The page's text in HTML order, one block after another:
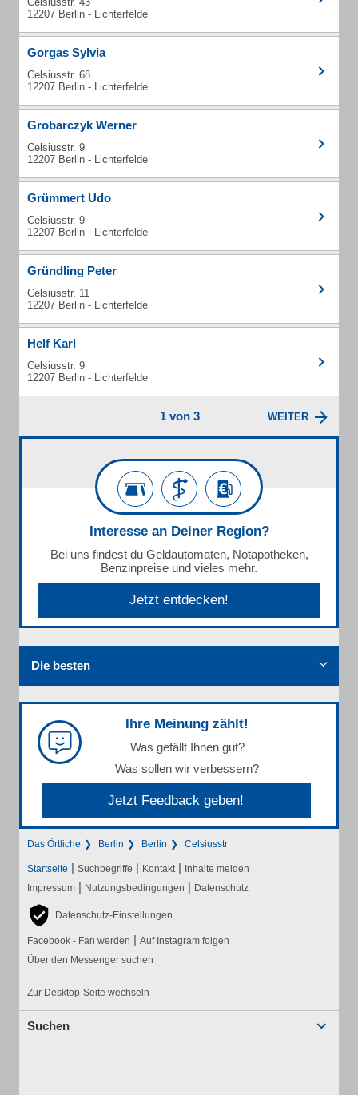
12207 Berlin - Lichterfelde
Gorgas Sylvia
Celsiusstr. 68
12207 Berlin - Lichterfelde
Grobarczyk Werner
Celsiusstr. 9
12207 Berlin - Lichterfelde
Grümmert Udo
Celsiusstr. 9
12207 Berlin - Lichterfelde
Gründling Peter
Celsiusstr. 11
12207 Berlin - Lichterfelde
Helf Karl
Celsiusstr. 9
12207 Berlin - Lichterfelde
1 von 3 WEITER
Interesse an Deiner Region?
Bei uns findest du Geldautomaten, Notapotheken,
Benzinpreise und vieles mehr.
Jetzt entdecken!
Die besten
Ihre Meinung zählt!
Was gefällt Ihnen gut?
Was sollen wir verbessern?
Jetzt Feedback geben!
Das Örtliche Berlin Berlin Celsiusstr
Startseite | Suchbegriffe | Kontakt | Inhalte melden
Impressum | Nutzungsbedingungen | Datenschutz
Datenschutz-Einstellungen
Facebook - Fan werden | Auf Instagram folgen
Über den Messenger suchen
Zur Desktop-Seite wechseln
Suchen